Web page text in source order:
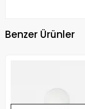
Benzer Ürünler